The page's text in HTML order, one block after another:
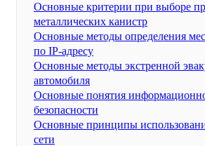
Основные критерии при выборе
металлических канистр
Основные методы определения
по IP-адресу
Основные методы экстренной
автомобиля
Основные понятия
безопасности
Основные принципы
сети